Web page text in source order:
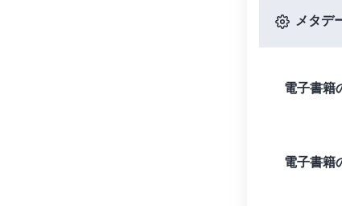
メタデ
電子書籍
電子書籍